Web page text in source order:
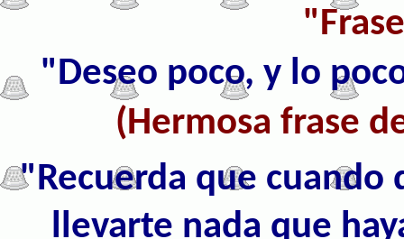
"Deseo poco, y lo
(Hermosa frase
"Recuerda que cuando
llevarte nada que